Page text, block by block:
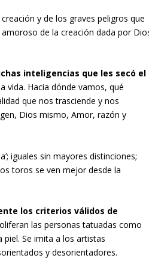
y de los graves peligros que
de la creación dada por
inteligencias que les secó el
vida. Hacia dónde vamos, qué
que nos trasciende y nos
Dios mismo, Amor, razón y
iguales sin mayores distinciones;
toros se ven mejor desde la
los criterios válidos de
las personas tatuadas como
Se imita a los artistas
y desorientadores.